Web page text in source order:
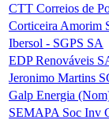
CTT Correios de
Corticeira Amorim
Ibersol - SGPS SA
EDP Renováveis
Jeronimo Martins
Galp Energia
SEMAPA Soc Inv